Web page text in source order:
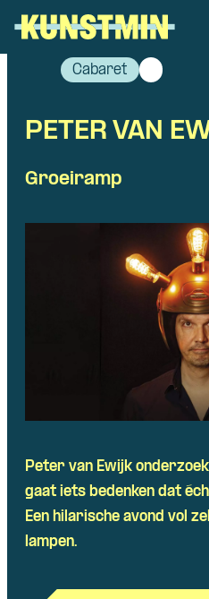
Skip
Cabaret
PETER VAN
Groeiramp
Peter van Ewijk
gaat iets bedenken dat
Een hilarische avond vol
lampen.